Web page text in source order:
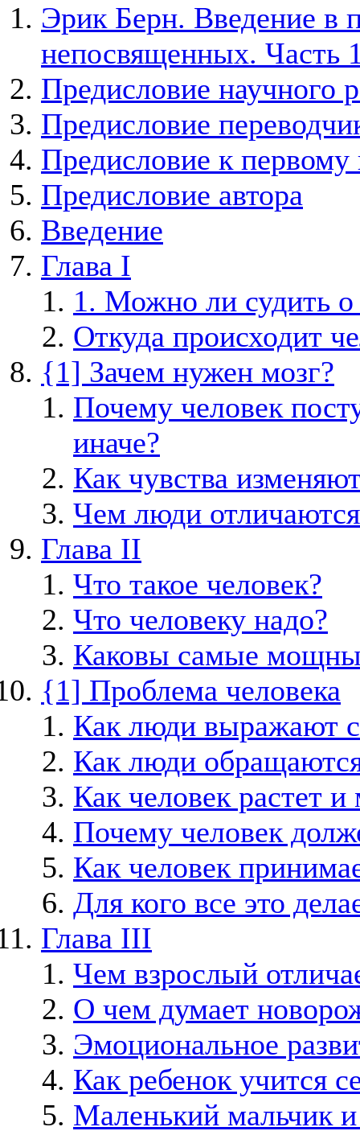
Эрик Берн. Введение в
непосвященных. Часть
Предисловие научного
Предисловие
Предисловие к
Предисловие автора
Введение
Глава I
1. Можно ли судить
Откуда происходит
{1] Зачем нужен мозг?
Почему человек
иначе?
Как чувства
Чем люди
Глава II
Что такое человек?
Что человеку надо?
Каковы самые
{1] Проблема человека
Как люди выражают
Как люди
Как человек растет и
Почему человек
Как человек
Для кого все это
Глава III
Чем взрослый
О чем думает
Эмоциональное
Как ребенок учится
Маленький мальчик и